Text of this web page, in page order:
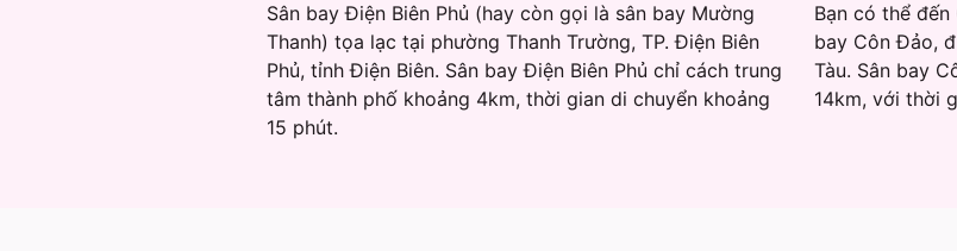
Sân bay Điện Biên Phủ (hay còn gọi là sân bay Mường
Thanh) tọa lạc tại phường Thanh Trường, TP. Điện Biên
Phủ, tỉnh Điện Biên. Sân bay Điện Biên Phủ chỉ cách trung
tâm thành phố khoảng 4km, thời gian di chuyển khoảng
15 phút.
Bạn có thể
bay Côn Đảo,
Tàu. Sân bay
14km, với thời